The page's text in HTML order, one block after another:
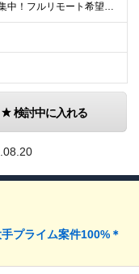
通勤不要 日本全国で募集中！フルリモート希望者も大歓迎！ ※クライアントオフィスへの出勤が必要な場合は、 「東京オフィス」または「首都圏・関西圏」になります ※勤務地の選択はご希望を考慮し、転居を
検討中に入れる
プライム案件100%＊